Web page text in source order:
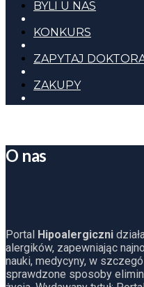
BYLI U NAS
KONKURS
ZAPYTAJ
ZAKUPY
O nas
Portal Hipoalergiczni
alergików, zapewniając
nauki, medycyny, w
sprawdzone sposoby